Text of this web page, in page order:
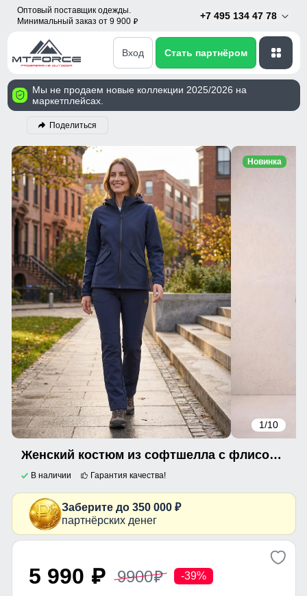
Оптовый поставщик одежды.
Минимальный заказ от 9 900 p
+7 495 134 47 78
Вход Стать партнёром
Мы не продаем новые коллекции 2025/2026 на
маркетплейсах.
Поделиться
1/10
Новинка
Женский костюм из софтшелла с флисом и мембраной — утепленный темно-синего цвета 09612TS
В наличии Гарантия качества!
Заберите до 350 000 ₽
партнёрских денег
5 990 p 9900p -39%